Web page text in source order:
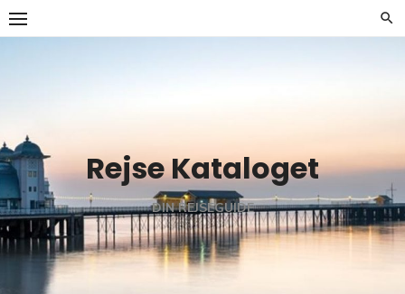
Skip
to
Rejse Kataloget
DIN REJSEGUIDE